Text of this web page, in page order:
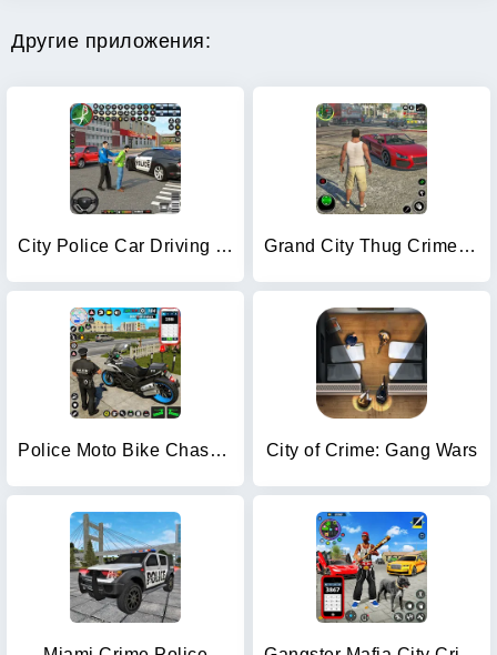
Другие приложения:
City Police Car Driving Games Grand City Thug Crime Games
Police Moto Bike Chase Crime City of Crime: Gang Wars